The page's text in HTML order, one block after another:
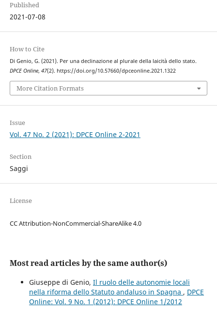
Published
2021-07-08
How to Cite
Di Genio, G. (2021). Per una declinazione al plurale della laicità dello stato.
DPCE Online, 47(2). https://doi.org/10.57660/dpceonline.2021.1322
More Citation Formats
Issue
Vol. 47 No. 2 (2021): DPCE Online 2-2021
Section
Saggi
License
CC Attribution-NonCommercial-ShareAlike 4.0
Most read articles by the same author(s)
Giuseppe di Genio, Il ruolo delle autonomie locali
nella riforma dello Statuto andaluso in Spagna , DPCE
Online: Vol. 9 No. 1 (2012): DPCE Online 1/2012